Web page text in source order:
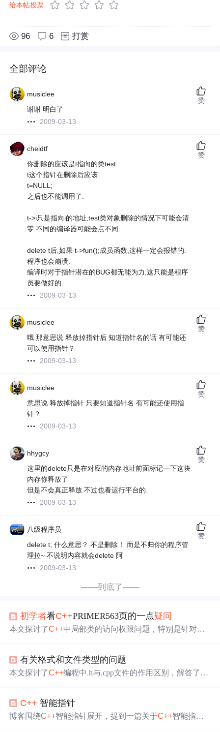
给本帖投票
96 6 打赏
全部评论
musiclee
谢谢 明白了
2009-03-13
赞
cheidtf
你删除的应该是t指向的类test.
t这个指针在删除后应该
t=NULL;
之后也不能调用了.
t->i只是指向i的地址,test类对象删除的情况下可能会清
零.不同的编译器可能会点不同.
delete t后,如果 t->fun();成员函数,这样一定会报错的.
程序也会崩溃.
编译时对于指针潜在的BUG都无能为力,这只能是程序
员要做好的.
2009-03-13
赞
musiclee
哦 那意思说 释放掉指针后 知道指针名的话 有可能还
可以使用指针？
2009-03-13
赞
musiclee
意思说 释放掉指针 只要知道指针名 有可能还使用指
针？
2009-03-13
赞
hhygcy
这里的delete只是在对应的内存地址前面标记一下这块
内存你释放了
但是不会真正释放.不过也看运行平台的.
2009-03-13
赞
八级程序员
delete t; 什么意思？ 不是删除！ 而是不归你的程序管
理拉~ 不说明内容就会delete 阿
2009-03-13
赞
——到底了——
初学者看C++PRIMER563页的一点疑问
本文探讨了C++中局部类的访问权限问题，特别是针对局
变量种类及其访问方式。
有关格式和文件类型的问题
本文探讨了C++编程中.h与.cpp文件的作用区别，解答了 初
C++ 智能指针
博客围绕C++智能指针展开，提到一篇关于C++智能指针